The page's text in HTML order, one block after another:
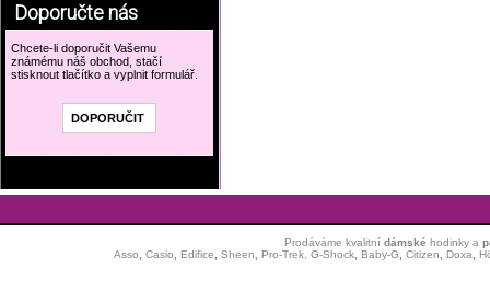
Doporučte nás
Chcete-li doporučit Vašemu
známému náš obchod, stačí
stisknout tlačítko a vyplnit formulář.
Prodáváme kvalitní dámské hodinkya
Asso
Casio Edifice Sheen Pro-Trek, G-Shock, Baby-G Citizen Doxa